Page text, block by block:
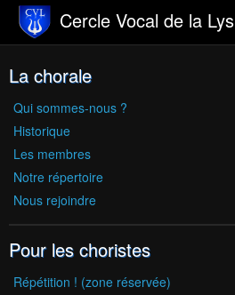
Cercle Vocal de la Lys
Page d'accueil
Agenda
Album photos
Livre d'or
Revue de presse
Contact
La chorale
Qui sommes-nous ?
Historique
Les membres
Notre répertoire
Nous rejoindre
Pour les choristes
Répétition ! (zone réservée)